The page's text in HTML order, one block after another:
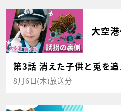
大空
第3話 消えた子供と兎を追
8月6日(木)放送分